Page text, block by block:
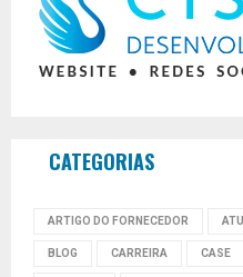
CATEGORIAS
ARTIGO DO FORNECEDOR
BLOG CARREIRA CASE